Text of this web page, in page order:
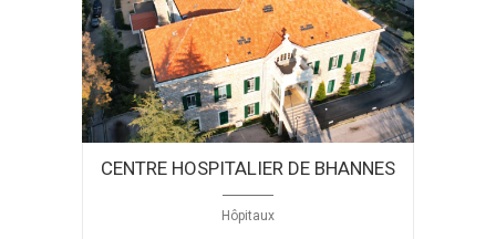
CENTRE HOSPITALIER DE BHANNES
Hôpitaux